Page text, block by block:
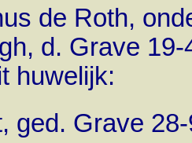
de Roth,
d. Grave
huwelijk:
ged. Grave